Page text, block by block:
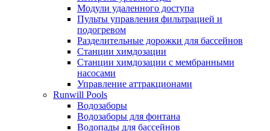
Модули удаленного доступа
Пульты управления фильтрацией и
подогревом
Разделительные дорожки для бассейнов
Станции химдозации
Станции химдозации с мембранными
насосами
Управление аттракционами
Runwill Pools
Водозаборы
Водозаборы для фонтана
Водопады для бассейнов